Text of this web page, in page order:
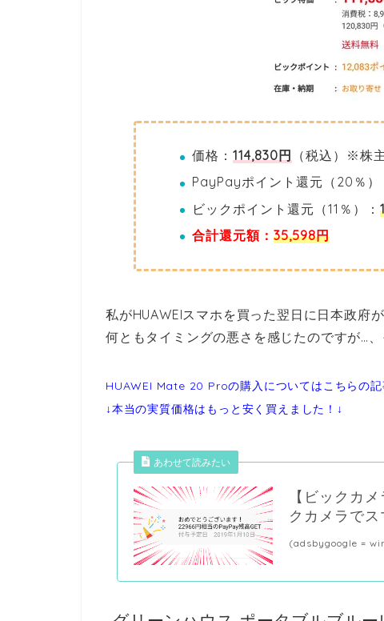
価格： 114,830円
（税込）※株
PayPayポイント還元（20％）
ビックポイント還元（11％）：
合計還元額： 35,598円
私がHUAWEIスマホを買った翌日に日本政府
何ともタイミングの悪さを感じたのですが…
HUAWEI Mate 20 Proの購入 についてはこちらの
↓本当の実質価格はもっと安く買えました！↓
あわせて読みたい
【ビックカ
クカメラでス
(adsbygoogle =